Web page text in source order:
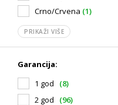
Crno/Crvena (1)
PRIKAŽI VIŠE
Garancija:
1 god
(8)
2 god
(96)